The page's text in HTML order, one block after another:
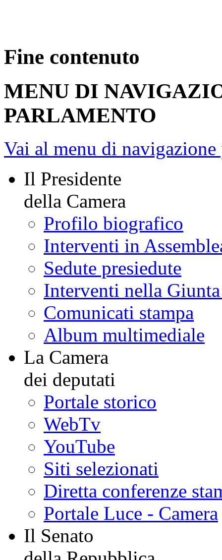
Fine contenuto
MENU DI
PARLAMENTO
Vai al menu di
Il Presidente
della Camera
Profilo biografico
Interventi in
Sedute presiedute
Interventi nella
Comunicati stampa
Album multimediale
La Camera
dei deputati
Portale storico
WebTv
YouTube
Siti selezionati
Diretta conferenze
Portale Luce - Camera
Il Senato